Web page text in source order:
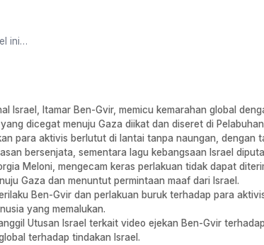
Israel, Itamar Ben-Gvir, memicu kemarahan global
dicegat menuju Gaza diikat dan diseret di
para aktivis berlutut di lantai tanpa naungan, dengan
bersenjata, sementara lagu kebangsaan Israel
Meloni, mengecam keras perlakuan tidak dapat
Gaza dan menuntut permintaan maaf dari Israel.
Ben-Gvir dan perlakuan buruk terhadap para
yang memalukan.
Utusan Israel terkait video ejekan Ben-Gvir
terhadap tindakan Israel.